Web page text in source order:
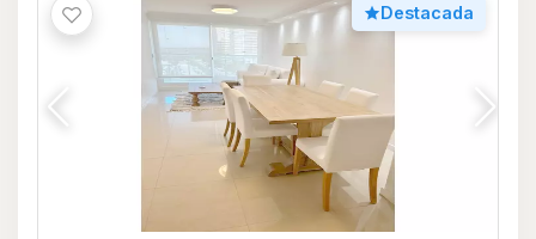
Destacada